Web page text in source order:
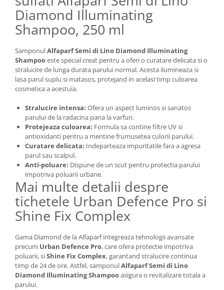
Diamond Illuminating
Shampoo, 250 ml
SamponulAlfaparf Semi di Lino Diamond Illuminating
Shampooeste special creat pentru a oferi o curatare delicata si o
stralucire de lunga durata parului normal. Acesta ilumineaza si
lasa parul suplu si matasos, protejand in acelasi timp culoarea
cosmetica a acestuia.
Stralucire intensa: Ofera un aspect luminos si sanatos
parului de la radacina pana la varfuri.
Protejeaza culoarea: Formula sa contine filtre UV si
antioxidanti pentru a mentine frumusetea culorii parului.
Curatare delicata: Indeparteaza impuritatile fara a agresa
parul sau scalpul.
Anti-poluare: Dispune de un scut pentru protectia parului
impotriva poluarii urbane.
Mai multe detalii despre
tichetele Urban Defence Pro si
Shine Fix Complex
Gama Diamond de la Alfaparf integreaza tehnologii avansate
precum Urban Defence Pro, care ofera protectie impotriva
poluarii, siShine Fix Complex, garantand stralucire continua
timp de 24 de ore. Astfel, samponulAlfaparf Semi di Lino
Diamond Illuminating Shampooasigura o revitalizare totala a
parului.